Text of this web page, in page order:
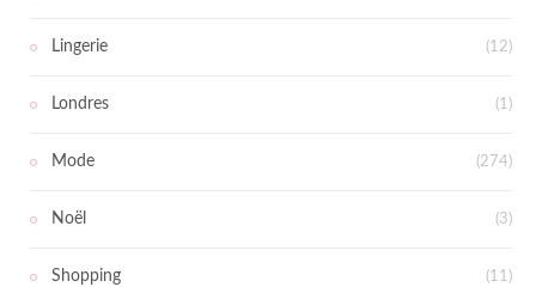
Lingerie (12)
Londres (1)
Mode (274)
Noël (3)
Shopping (11)